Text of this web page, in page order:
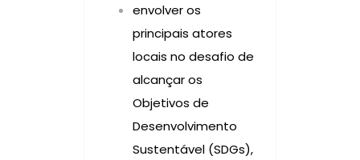
envolver os
principais atores
locais no desafio de
alcançar os
Objetivos de
Desenvolvimento
Sustentável (SDGs),